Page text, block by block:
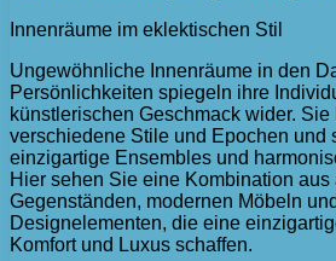
Innenräume im eklektischen Stil
Ungewöhnliche Innenräume in den
Persönlichkeiten spiegeln ihre
künstlerischen Geschmack wider. Sie
verschiedene Stile und Epochen und
einzigartige Ensembles und
Hier sehen Sie eine Kombination aus
Gegenständen, modernen Möbeln
Designelementen, die eine
Komfort und Luxus schaffen.